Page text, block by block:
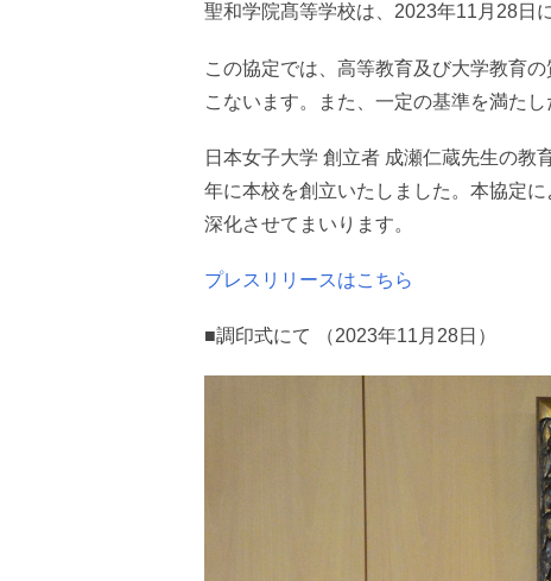
聖和学院髙等学校は、2023年11月28日
この協定では、高等教育及び大学教育
こないます。また、一定の基準を満た
日本女子大学 創立者 成瀬仁蔵先生の教
年に本校を創立いたしました。本協定
深化させてまいります。
プレスリリースはこちら
■調印式にて （2023年11月28日）